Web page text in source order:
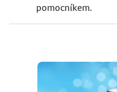
pomocníkem.